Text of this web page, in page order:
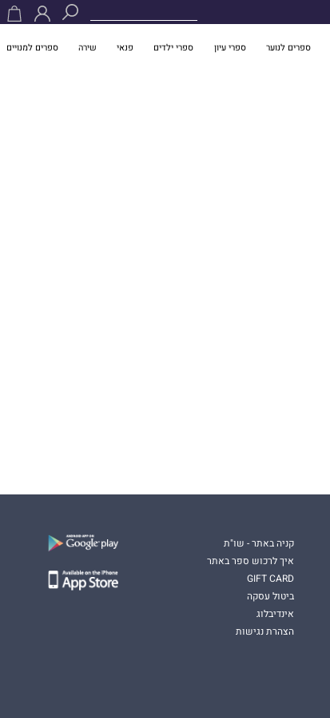
ספרים לנוער ספרי עיון ספרי ילדים פנאי שירה ספרים למנויים
קניה באתר - שו"ת
איך לרכוש ספר באתר
GIFT CARD
ביטול עסקה
אינדיבלוג
הצהרת נגישות